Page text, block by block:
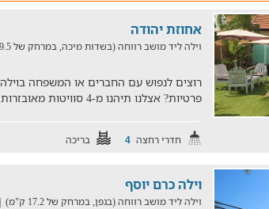
אחוזת יהודה
וילה ליד מושב רווחה (בשדות מיכה, במרחק של 19.5 ק"מ)
רוצים לנפוש עם החברים או המשפחה
פרטיות? אצלנו תיהנו מ-4 סוויטות מאובזרות במתחם הכולל בריכת שחייה,
חדרי רחצה 4 בריכה
וילה כרם יוסף
וילה ליד מושב רווחה (בגפן, במרחק של 17.2 ק"מ)